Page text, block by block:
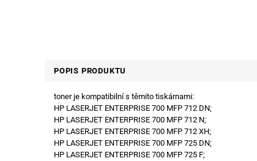
POPIS PRODUKTU
toner je kompatibilní s těmito tiskárnami:
HP LASERJET ENTERPRISE 700 MFP 712 DN;
HP LASERJET ENTERPRISE 700 MFP 712 N;
HP LASERJET ENTERPRISE 700 MFP 712 XH;
HP LASERJET ENTERPRISE 700 MFP 725 DN;
HP LASERJET ENTERPRISE 700 MFP 725 F;